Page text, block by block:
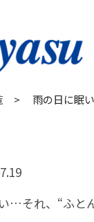
> 雨の日に眠
…それ、“ふと